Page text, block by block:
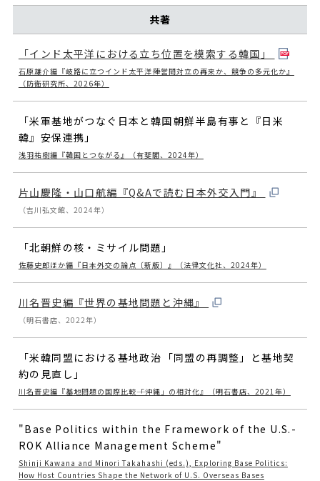
共著
「インド太平洋における立ち位置を模索する韓国」
石原雄介編『岐路に立つインド太平洋――陣営間対立の再来か、競争の多元化か』
（防衛研究所、2026年）
「米軍基地がつなぐ日本と韓国――朝鮮半島有事と『日米
韓』安保連携」
浅羽祐樹編『韓国とつながる』（有斐閣、2024年）
片山慶隆・山口航編『Q&Aで読む日本外交入門』
（吉川弘文館、2024年）
「北朝鮮の核・ミサイル問題」
佐藤史郎ほか編『日本外交の論点〔新版〕』（法律文化社、2024年）
川名晋史編『世界の基地問題と沖縄』
（明石書店、2022年）
「米韓同盟における基地政治――「同盟の再調整」と基地契
約の見直し」
川名晋史編『基地問題の国際比較――「沖縄」の相対化』（明石書店、2021年）
"Base Politics within the Framework of the U.S.-
ROK Alliance Management Scheme"
Shinji Kawana and Minori Takahashi (eds.), Exploring Base Politics:
How Host Countries Shape the Network of U.S. Overseas Bases